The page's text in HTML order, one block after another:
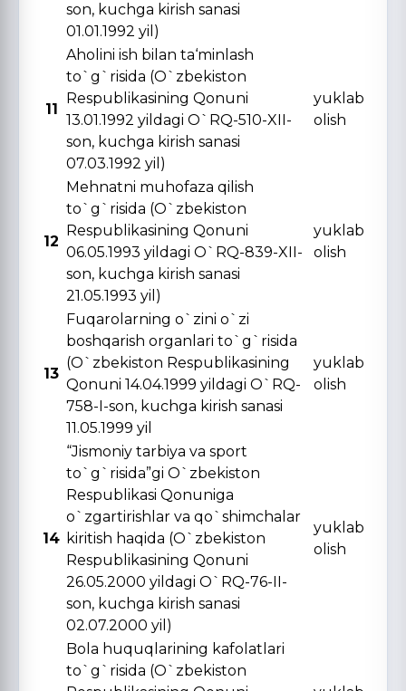
son, kuchga kirish sanasi
01.01.1992 yil)
11
Aholini ish bilan ta‘minlash
to`g`risida (O`zbekiston
Respublikasining Qonuni
13.01.1992 yildagi O`RQ-510-XII-
son, kuchga kirish sanasi
07.03.1992 yil)
yuklab
olish
12
Mehnatni muhofaza qilish
to`g`risida (O`zbekiston
Respublikasining Qonuni
06.05.1993 yildagi O`RQ-839-XII-
son, kuchga kirish sanasi
21.05.1993 yil)
yuklab
olish
13
Fuqarolarning o`zini o`zi
boshqarish organlari to`g`risida
(O`zbekiston Respublikasining
Qonuni 14.04.1999 yildagi O`RQ-
758-I-son, kuchga kirish sanasi
11.05.1999 yil
yuklab
olish
14
“Jismoniy tarbiya va sport
to`g`risida”gi O`zbekiston
Respublikasi Qonuniga
o`zgartirishlar va qo`shimchalar
kiritish haqida (O`zbekiston
Respublikasining Qonuni
26.05.2000 yildagi O`RQ-76-II-
son, kuchga kirish sanasi
02.07.2000 yil)
yuklab
olish
Bola huquqlarining kafolatlari
to`g`risida (O`zbekiston